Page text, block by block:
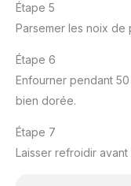
Étape 5
Parsemer les noix de
Étape 6
Enfourner pendant
bien dorée.
Étape 7
Laisser refroidir